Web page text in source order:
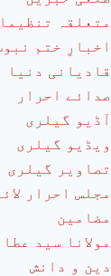
متعلقہ
اخبارِ ختم
قادیانی دنیا
صدائے احرار
آڈیو گیلری
ویڈیو گیلری
تصاویر گیلری
مجلس احرار
مضامین
مولانا سید
دین و دانش